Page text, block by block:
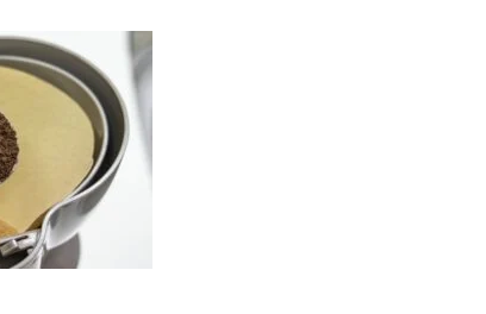
ドリップコーヒーの粉でおすすめの淹れ方はカリタ式!
カリタ式のドリッパーがおすすめの理由
スターターセットでコーヒーを淹れてみよう
まとめ